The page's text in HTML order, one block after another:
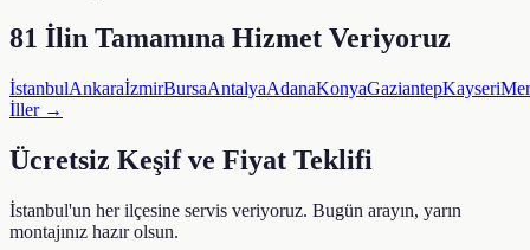
81 İlin Tamamına Hizmet Veriyoruz
İstanbulAnkaraİzmirBursaAntalyaAdanaKonyaGaziantepKayseri
İller →
Ücretsiz Keşif ve Fiyat Teklifi
İstanbul'un her ilçesine servis veriyoruz. Bugün arayın, yarın
montajınız hazır olsun.